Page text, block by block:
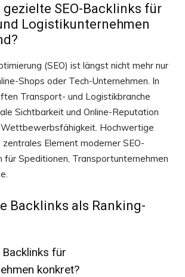
SEO-Backlinks für
Logistikunternehmen
(SEO) ist längst nicht mehr nur
Shops oder Tech-Unternehmen. In
Transport- und Logistikbranche
Sichtbarkeit und Online-Reputation
Wettbewerbsfähigkeit. Hochwertige
zentrales Element moderner SEO-
für Speditionen, Transportunternehmen
Backlinks als Ranking-
für
konkret?